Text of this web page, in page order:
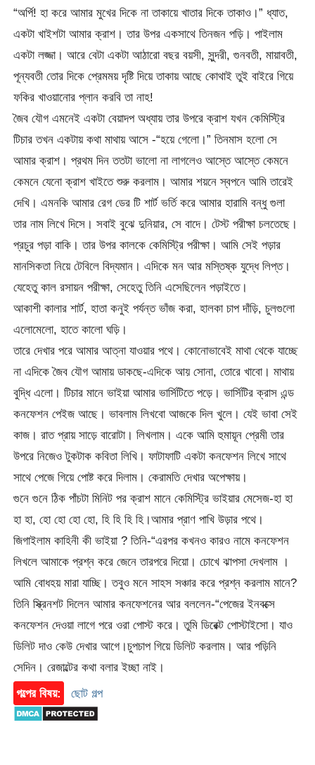
“অর্পি! হা করে আমার মুখের দিকে না তাকায়ে খাতার দিকে তাকাও।” ধ্যাত,
একটা খাইশটা আমার ক্রাশ। তার উপর একসাথে তিনজন পড়ি। পাইলাম
একটা লজ্জা। আরে বেটা একটা আঠারো বছর বয়সী, সুন্দরী, গুনবতী, মায়াবতী,
পূন্যবতী তোর দিকে প্রেমময় দৃষ্টি দিয়ে তাকায় আছে কোথাই তুই বাইরে গিয়ে
ফকির খাওয়ানোর প্লান করবি তা নাহ!
জৈব যৌগ এমনেই একটা বেয়াদপ অধ্যায় তার উপরে ক্রাশ যখন কেমিস্ট্রি
টিচার তখন একটায় কথা মাথায় আসে -“হয়ে গেলো।” তিনমাস হলো সে
আমার ক্রাশ। প্রথম দিন ততটা ভালো না লাগলেও আস্তে আস্তে কেমনে
কেমনে যেনো ক্রাশ খাইতে শুরু করলাম। আমার শয়নে স্বপনে আমি তারেই
দেখি। এমনকি আমার রেগ ডের টি শার্ট ভর্তি করে আমার হারামি বন্ধু গুলা
তার নাম লিখে দিসে। সবাই বুঝে দুনিয়ার, সে বাদে। টেস্ট পরীক্ষা চলতেছে।
প্রচুর পড়া বাকি। তার উপর কালকে কেমিস্ট্রি পরীক্ষা। আমি সেই পড়ার
মানসিকতা নিয়ে টেবিলে বিদ্যমান। এদিকে মন আর মস্তিষ্ক যুদ্ধে লিপ্ত।
যেহেতু কাল রসায়ন পরীক্ষা, সেহেতু তিনি এসেছিলেন পড়াইতে।
আকাশী কালার শার্ট, হাতা কনুই পর্যন্ত ভাঁজ করা, হালকা চাপ দাঁড়ি, চুলগুলো
এলোমেলো, হাতে কালো ঘড়ি।
তারে দেখার পরে আমার আত্না যাওয়ার পথে। কোনোভাবেই মাথা থেকে যাচ্ছে
না এদিকে জৈব যৌগ আমায় ডাকছে-এদিকে আয় সোনা, তোরে খাবো। মাথায়
বুদ্ধি এলো। টিচার মানে ভাইয়া আমার ভার্সিটিতে পড়ে। ভার্সিটির ক্রাস এন্ড
কনফেশন পেইজ আছে। ভাবলাম লিখবো আজকে দিল খুলে। যেই ভাবা সেই
কাজ। রাত প্রায় সাড়ে বারোটা। লিখলাম। একে আমি হুমায়ূন প্রেমী তার
উপরে নিজেও টুকটাক কবিতা লিখি। ফাটাফাটি একটা কনফেশন লিখে সাথে
সাথে পেজে গিয়ে পোষ্ট করে দিলাম। কেরামতি দেখার অপেক্ষায়।
গুনে গুনে ঠিক পাঁচটা মিনিট পর ক্রাশ মানে কেমিস্ট্রি ভাইয়ার মেসেজ-হা হা
হা হা, হো হো হো হো, হি হি হি হি।আমার প্রাণ পাখি উড়ার পথে।
জিগাইলাম কাহিনী কী ভাইয়া ? তিনি-“এরপর কখনও কারও নামে কনফেশন
লিখলে আমাকে প্রশ্ন করে জেনে তারপরে দিয়ো। চোখে ঝাপসা দেখলাম ।
আমি বোধহয় মারা যাচ্ছি। তবুও মনে সাহস সঞ্চার করে প্রশ্ন করলাম মানে?
তিনি স্ক্রিনশট দিলেন আমার কনফেশনের আর বললেন-“পেজের ইনবক্সে
কনফেশন দেওয়া লাগে পরে ওরা পোস্ট করে। তুমি ডিরেক্ট পোস্টাইসো। যাও
ডিলিট দাও কেউ দেখার আগে।চুপচাপ গিয়ে ডিলিট করলাম। আর পড়িনি
সেদিন। রেজাল্টের কথা বলার ইচ্ছা নাই।
গল্পের বিষয়:
ছোট গল্প